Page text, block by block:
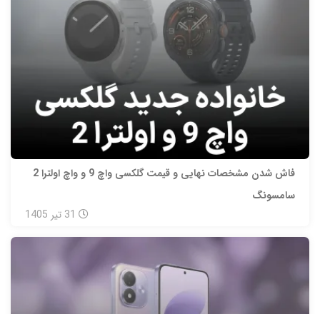
فاش شدن مشخصات نهایی و قیمت گلکسی واچ 9 و واچ اولترا 2
سامسونگ
31 تیر 1405